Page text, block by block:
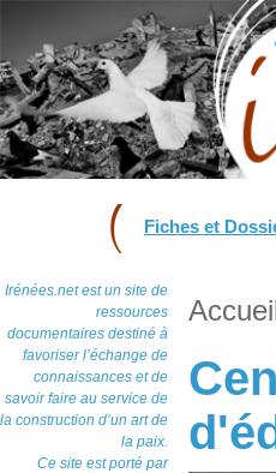
Fiches et
Irénées.net est un site de
ressources
documentaires destiné à
favoriser l’échange de
connaissances et de
savoir faire au service de
la construction d’un art de
la paix.
Ce site est porté par